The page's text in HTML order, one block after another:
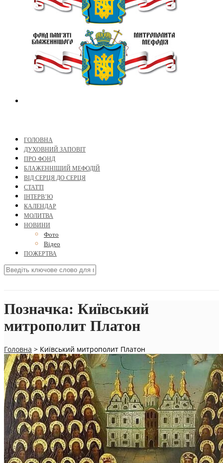
ГОЛОВНА
ДУХОВНИЙ ЗАПОВІТ
ПРО ФОНД
БЛАЖЕННІШИЙ МЕФОДІЙ
ВІД СЕРЦЯ ДО СЕРЦЯ
СТАТТІ
ІНТЕРВ’Ю
КАЛЕНДАР
МОЛИТВА
НОВИНИ
Фото
Відео
ПОЖЕРТВА
Позначка: Київський
митрополит Платон
Головна > Київський митрополит Платон